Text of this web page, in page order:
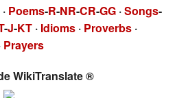
· Poems-R-NR-CR-GG ·Songs-
-J-KT · Idioms · Proverbs ·
Prayers
WikiTranslate ®